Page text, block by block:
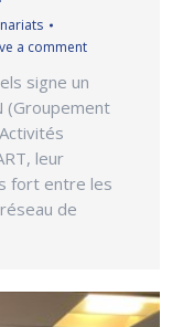
a comment
signe un
(Groupement
leur
fort entre les
de